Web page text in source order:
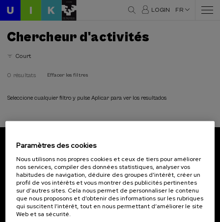
LOGIN FR
Chercheur d'activités
Court
0 résultats Effacer les filtres
Seleccione cualquier filtro y pulse Aplicar para ver los resultados
Inscrivez-vous pour être le premier à recevoir les
actualités de l'UIK.
S'abonner
Paramètres des cookies
Nous utilisons nos propres cookies et ceux de tiers pour améliorer
nos services, compiler des données statistiques, analyser vos
habitudes de navigation, déduire des groupes d’intérêt, créer un
profil de vos intérêts et vous montrer des publicités pertinentes
sur d’autres sites. Cela nous permet de personnaliser le contenu
que nous proposons et d’obtenir des informations sur les rubriques
qui suscitent l’intérêt, tout en nous permettant d’améliorer le site
Web et sa sécurité.